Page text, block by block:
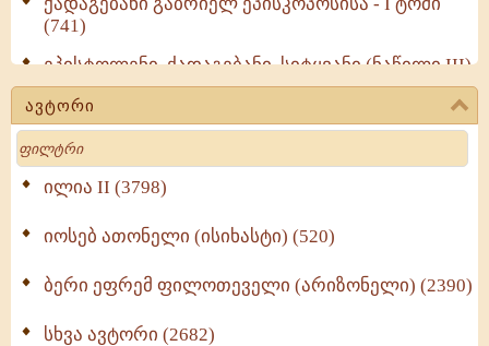
(741)
ეპისტოლენი, ქადაგებანი, სიტყვანი (ნაწილი III)
(723)
მოძღვრის ძალზე სასარგებლო რჩევები
მრევლისათვის (545)
Wisdomge (514)
ქადაგებანი გაბრიელ ეპისკოპოსისა - II ტომი
სულიერი ცხოვრების სახელმძღვანელო -
ნაწილი II (369)
ავტორი
Search
ილია II (3798)
იოსებ ათონელი (ისიხასტი) (520)
ბერი ეფრემ ფილოთეველი (არიზონელი) (2390)
სხვა ავტორი (2682)